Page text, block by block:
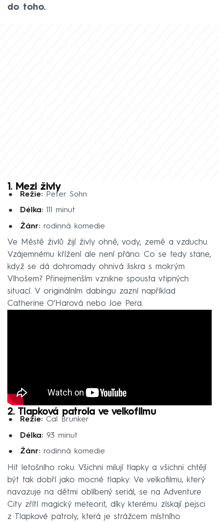
do toho.
1. Mezi živly
Režie:Peter Sohn
Délka:111 minut
Žánr:rodinná komedie
Ve Městě živlů žijí živly ohně, vody, země a vzduchu.
Vzájemnému křížení ale není přáno. Co se tedy stane,
když se dá dohromady ohnivá Jiskra s mokrým
Vlhošem? Přinejmenším vznikne spousta vtipných
situací. V originálním dabingu zazní například
Catherine O’Harová nebo Joe Pera.
2. Tlapková patrola ve velkofilmu
Režie:Cal Brunker
Délka:93 minut
Žánr:rodinná komedie
Hit letošního roku. Všichni milují tlapky a všichni chtějí
být tak dobří jako mocné tlapky. Ve velkofilmu, který
navazuje na dětmi oblíbený seriál, se na Adventure
City zřítí magický meteorit, díky kterému získají pejsci
z Tlapkové patroly, která je strážcem místního